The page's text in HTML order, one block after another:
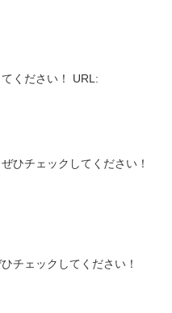
てください！ URL:
ひチェックしてください！
チェックしてください！